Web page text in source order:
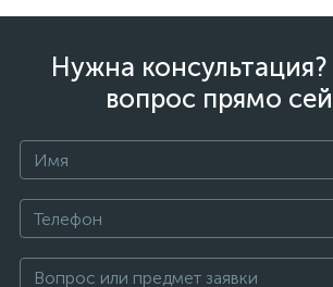
Нужна
вопрос прямо